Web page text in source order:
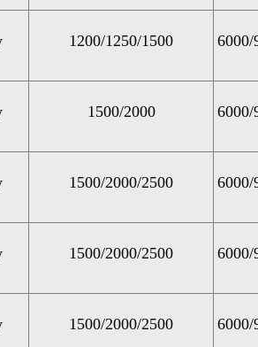
1200/1250/1500 6000/
1500/2000 6000/
1500/2000/2500 6000/
1500/2000/2500 6000/
1500/2000/2500 6000/